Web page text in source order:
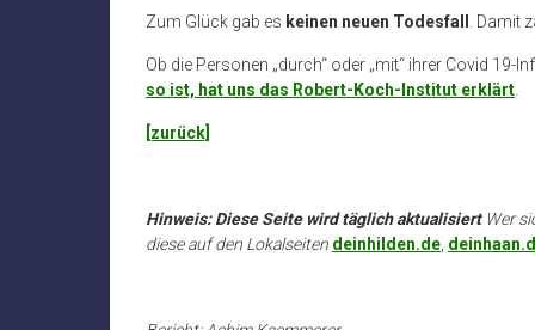
Zum Glück gab es keinen neuen Todesfall . Damit
Ob die Personen „durch“ oder „mit“ ihrer Covid
so ist, hat uns das Robert-Koch-Institut erklärt
[zurück]
Hinweis: Diese Seite wird täglich aktualisiert Wer
diese auf den Lokalseiten deinhilden.de